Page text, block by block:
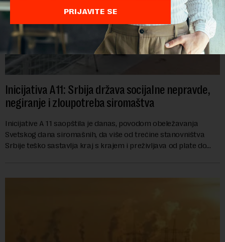
Inicijativa A11: Srbija država socijalne nepravde,
negiranje i zloupotreba siromaštva
Inicijative A 11 saopštila je danas, povodom obeležavanja
Svetskog dana siromašnih, da više od trećine stanovništva
Srbije teško sastavlja kraj s krajem i preživljava od plate do
PRIJAVITE SE